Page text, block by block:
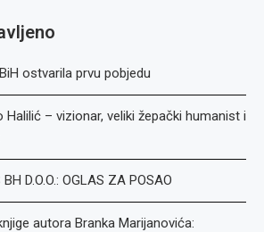
ostvarila prvu pobjedu
Halilić – vizionar, veliki žepački humanist i
D.O.O.: OGLAS ZA POSAO
autora Branka Marijanovića: